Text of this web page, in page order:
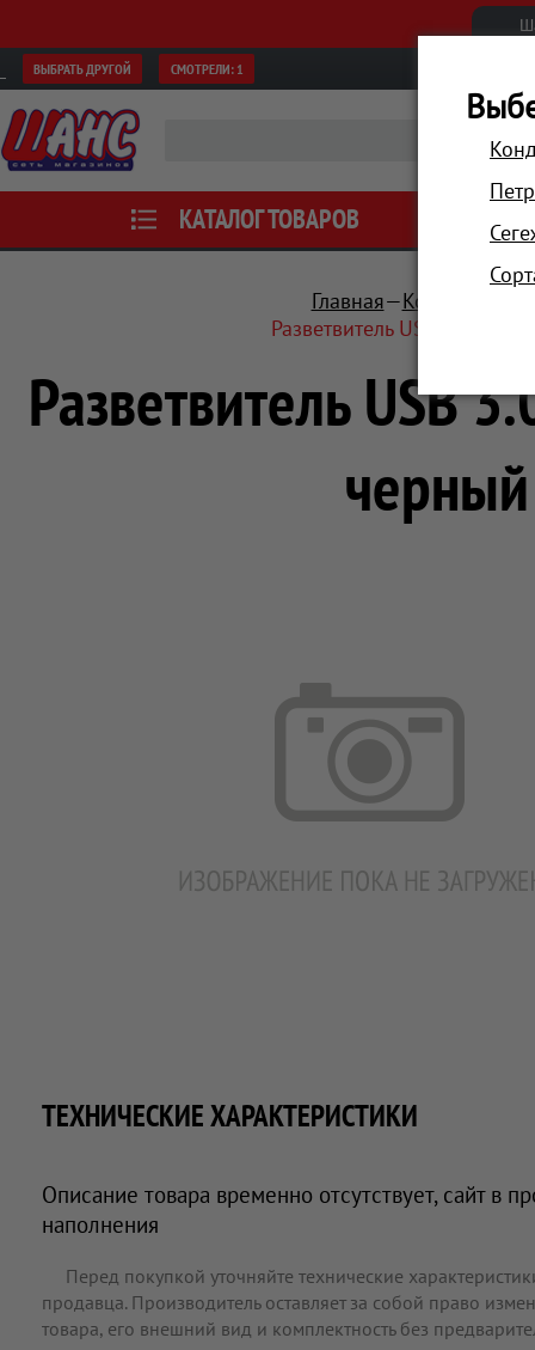
ВЫБРАТЬ ДРУГОЙ СМОТРЕЛИ: 1
КАТАЛОГ ТОВАРОВ АКЦИИ
Главная
Компьютеры
Разветвитель USB 3.0
Разветвитель USB
ТЕХНИЧЕСКИЕ ХАРАКТЕРИСТИКИ
Описание товара временно отсутствует, сайт в
наполнения
Перед покупкой уточняйте технические
продавца. Производитель оставляет за собой право
товара, его внешний вид и комплектность без